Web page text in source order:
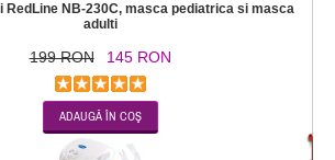
RedLine NB-230C, masca pediatrica si masca
adulti
199 RON 145 RON